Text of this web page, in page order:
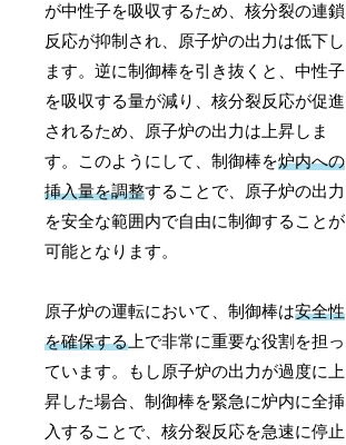
が中性子を吸収するため、核分裂の連鎖
反応が抑制され、原子炉の出力は低下し
ます。逆に制御棒を引き抜くと、中性子
を吸収する量が減り、核分裂反応が促進
されるため、原子炉の出力は上昇しま
す。このようにして、制御棒を炉内への
挿入量を調整することで、原子炉の出力
を安全な範囲内で自由に制御することが
可能となります。
原子炉の運転において、制御棒は安全性
を確保する上で非常に重要な役割を担っ
ています。もし原子炉の出力が過度に上
昇した場合、制御棒を緊急に炉内に全挿
入することで、核分裂反応を急速に停止